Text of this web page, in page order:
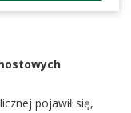
pojawił się,